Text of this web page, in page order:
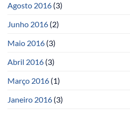
Agosto 2016 (3)
Junho 2016 (2)
Maio 2016 (3)
Abril 2016 (3)
Março 2016 (1)
Janeiro 2016 (3)